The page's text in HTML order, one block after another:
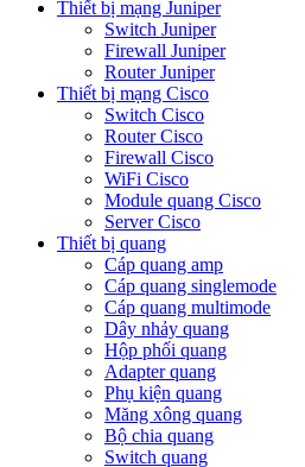
Thiết bị mạng Juniper
Switch Juniper
Firewall Juniper
Router Juniper
Thiết bị mạng Cisco
Switch Cisco
Router Cisco
Firewall Cisco
WiFi Cisco
Module quang Cisco
Server Cisco
Thiết bị quang
Cáp quang amp
Cáp quang singlemode
Cáp quang multimode
Dây nhảy quang
Hộp phối quang
Adapter quang
Phụ kiện quang
Măng xông quang
Bộ chia quang
Switch quang